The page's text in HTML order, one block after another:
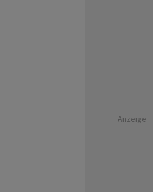
Anzeige